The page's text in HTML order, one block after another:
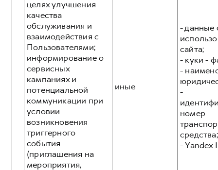
целях улучшения
качества
обслуживания и
взаимодействия с
Пользователями;
информирование о
сервисных
кампаниях и
потенциальной
коммуникации при
условии
возникновения
триггерного
события
(приглашения на
мероприятия,
иные
- данные
сайта;
- куки -
-
-
номер
средства;
- Yandex